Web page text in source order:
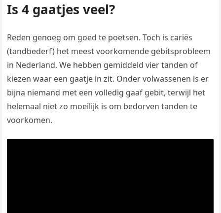
Is 4 gaatjes veel?
Reden genoeg om goed te poetsen. Toch is cariës
(tandbederf) het meest voorkomende gebitsprobleem
in Nederland. We hebben gemiddeld vier tanden of
kiezen waar een gaatje in zit. Onder volwassenen is er
bijna niemand met een volledig gaaf gebit, terwijl het
helemaal niet zo moeilijk is om bedorven tanden te
voorkomen.